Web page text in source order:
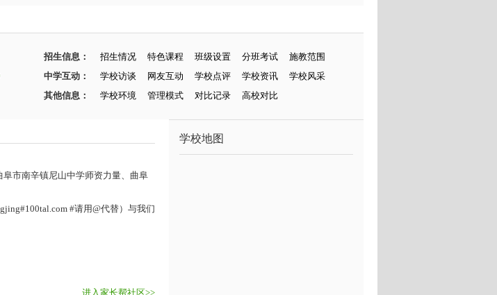
招生信息： 招生情况 特色课程 班级设置 分班考试
施教范围
中学互动： 学校访谈 网友互动 学校点评 学校资讯
学校风采
其他信息： 学校环境 管理模式 对比记录 高校对比
市南辛镇尼山中学师资力量、曲阜
#请用@代替）与我们
进入家长帮社区>>
学校地图